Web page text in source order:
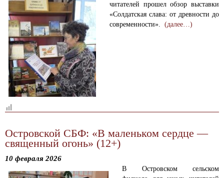
читателей прошел обзор выставки
«Солдатская слава: от древности до
современности».(далее…)
Островской СБФ: «В маленьком сердце —
священный огонь» (12+)
10 февраля 2026
В Островском сельском